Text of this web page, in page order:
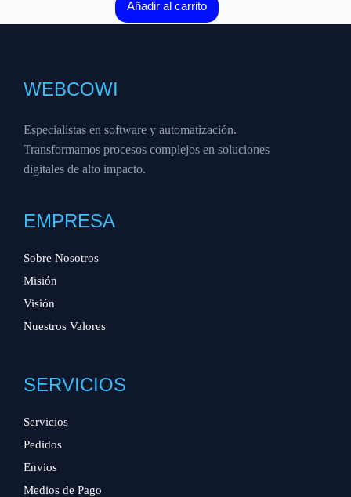
Añadir al carrito
WEBCOWI
Especialistas en software y automatización.
Transformamos procesos complejos en soluciones
digitales de alto impacto.
EMPRESA
Sobre Nosotros
Misión
Visión
Nuestros Valores
SERVICIOS
Servicios
Pedidos
Envíos
Medios de Pago